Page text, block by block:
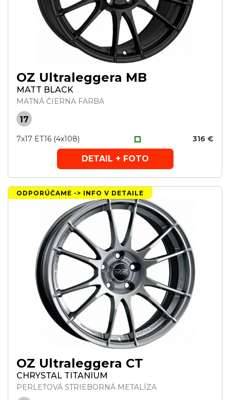
OZ Ultraleggera MB
MATT BLACK
MATNÁ ČIERNA FARBA
17
7x17 ET16 (4x108) 316 €
DETAIL + FOTO
ODPORÚČAME -> INFO V DETAILE
OZ Ultraleggera CT
CHRYSTAL TITANIUM
PERLEŤOVÁ STRIEBORNÁ METALÍZA